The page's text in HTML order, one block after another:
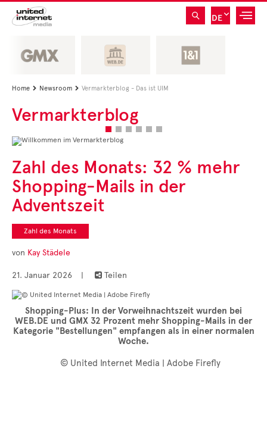
DE
Home  Newsroom  Vermarkterblog - Das ist UIM
Vermarkterblog
IM
VERMARKTERBLOG
Aktuelle Beiträge
• CEO Kommentare
• Studien und Best
• Themen-Serien
Interview: Web-Pionier zu 40 Jahren E-Mail in AT
Zahl des Monats: 32 % mehr
Shopping-Mails in der
Adventszeit
Zahl des Monats
von Kay Städele
21. Januar 2026 |  Teilen
Shopping-Plus: In der Vorweihnachtszeit wurden bei
WEB.DE und GMX 32 Prozent mehr Shopping-Mails in der
Kategorie "Bestellungen" empfangen als in einer normalen
Woche.
© United Internet Media | Adobe Firefly